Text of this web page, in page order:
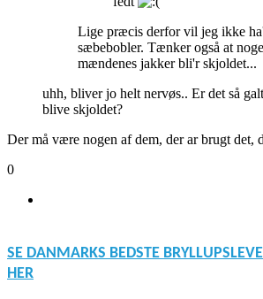
Lige præcis derfor vil jeg ikke
sæbebobler. Tænker også at
mændenes jakker bli'r skjoldet...
uhh, bliver jo helt nervøs.. Er det så
blive skjoldet?
Der må være nogen af dem, der ar brugt det,
0
SE DANMARKS BEDSTE
HER